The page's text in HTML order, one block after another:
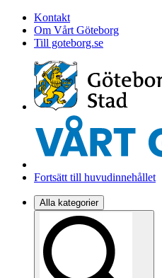
Kontakt
Om Vårt Göteborg
Till goteborg.se
Fortsätt till huvudinnehållet
Alla kategorier